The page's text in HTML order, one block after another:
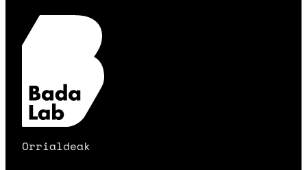
Orrialdeak